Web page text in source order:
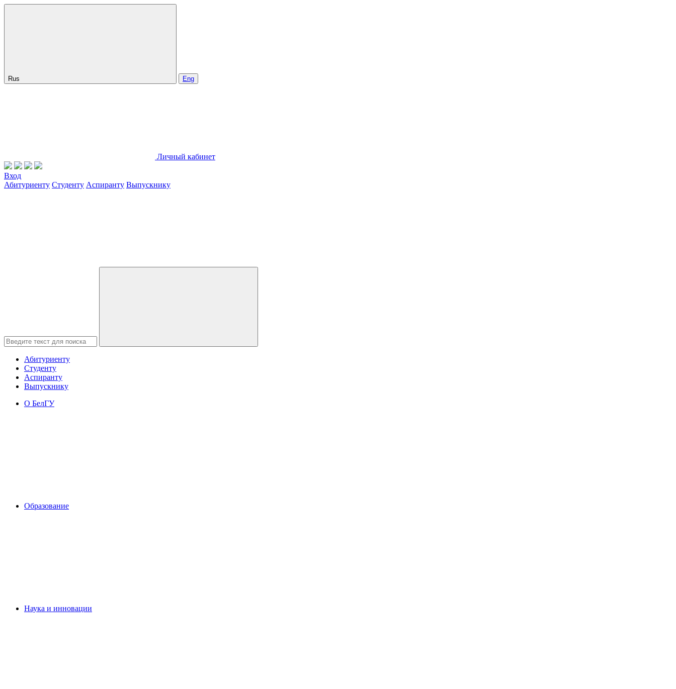
Rus Eng
Личный кабинет
Вход
Абитуриенту Студенту Аспиранту Выпускнику
Абитуриенту
Студенту
Аспиранту
Выпускнику
О БелГУ
Образование
Наука и инновации